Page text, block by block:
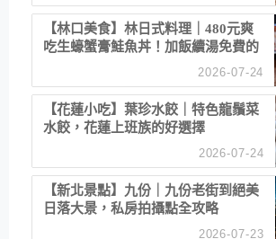
【林口美食】林日式料理｜480元爽
吃生蠔蟹膏鮭魚丼！加飯續湯免費的
2026-07-24
【花蓮小吃】葉珍水餃｜特色龍鬚菜
水餃，花蓮上班族的好選擇
2026-07-24
【新北景點】九份｜九份老街到絕美
日落大景，私房拍攝點全攻略
2026-07-23